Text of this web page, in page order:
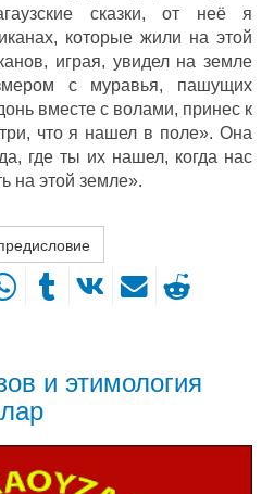
сказки, от неё я
которые жили на этой
играя, увидел на земле
с муравья, пашущих
вместе с волами, принес к
что я нашел в поле». Она
где ты их нашел, когда нас
на этой земле».
и этимология